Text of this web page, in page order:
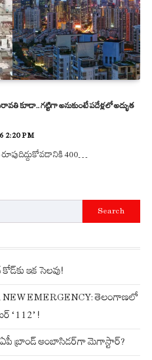
కూడా.. గట్టిగా అనుకుంటే పదేళ్లలో అద్భుత
2:20 PM
400…
Search
ఇక సెలవు!
NEW EMERGENCY: తెలంగాణలో
‘112’ !
బ్రాండ్ అంబాసిడర్‌గా మెగాస్టార్?